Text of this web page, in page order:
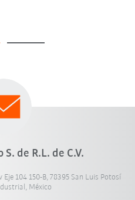
de R.L. de C.V.
Eje 104 150-B, 78395 San Luis Potosí
México